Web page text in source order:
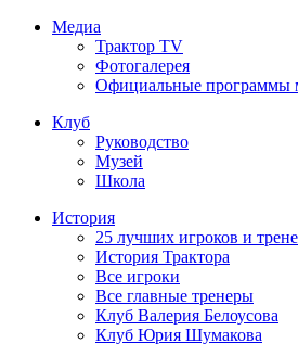
Медиа
Трактор TV
Фотогалерея
Официальные программы
Клуб
Руководство
Музей
Школа
История
25 лучших игроков и
История Трактора
Все игроки
Все главные тренеры
Клуб Валерия Белоусова
Клуб Юрия Шумакова